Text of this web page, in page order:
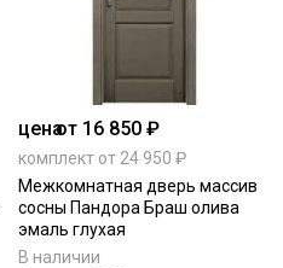
ценаот 16 850 ₽
комплект от 24 950 ₽
Межкомнатная дверь массив
сосны Пандора Браш олива
эмаль глухая
В наличии